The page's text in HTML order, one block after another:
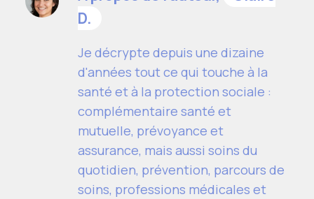
D.
Je décrypte depuis une dizaine
d'années tout ce qui touche à la
santé et à la protection sociale :
complémentaire santé et
mutuelle, prévoyance et
assurance, mais aussi soins du
quotidien, prévention, parcours de
soins, professions médicales et